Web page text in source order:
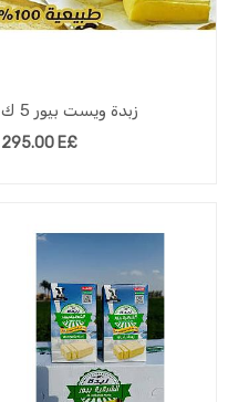
زبدة ويست بيور 5 ك
295.00E£